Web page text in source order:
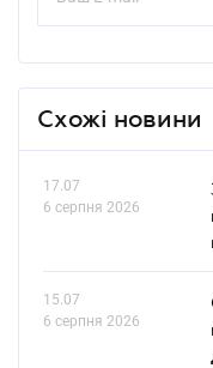
Схожі новини
17.07
6 серпня 2026
15.07
6 серпня 2026